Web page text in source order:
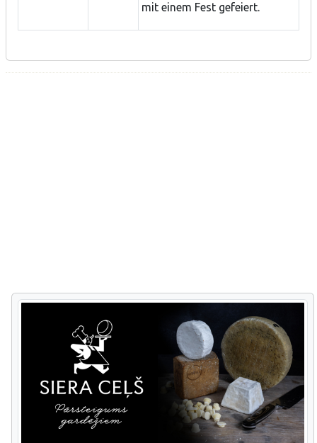
mit einem Fest gefeiert.